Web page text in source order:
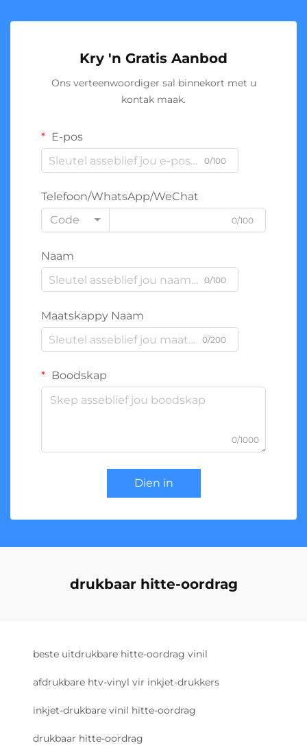
Kry 'n Gratis Aanbod
Ons verteenwoordiger sal binnekort met u
kontak maak.
E-pos
0/100
Telefoon/WhatsApp/WeChat
Code
0/100
Naam
0/100
Maatskappy Naam
0/200
Boodskap
0/1000
Dien in
drukbaar hitte-oordrag
beste uitdrukbare hitte-oordrag vinil
afdrukbare htv-vinyl vir inkjet-drukkers
inkjet-drukbare vinil hitte-oordrag
drukbaar hitte-oordrag